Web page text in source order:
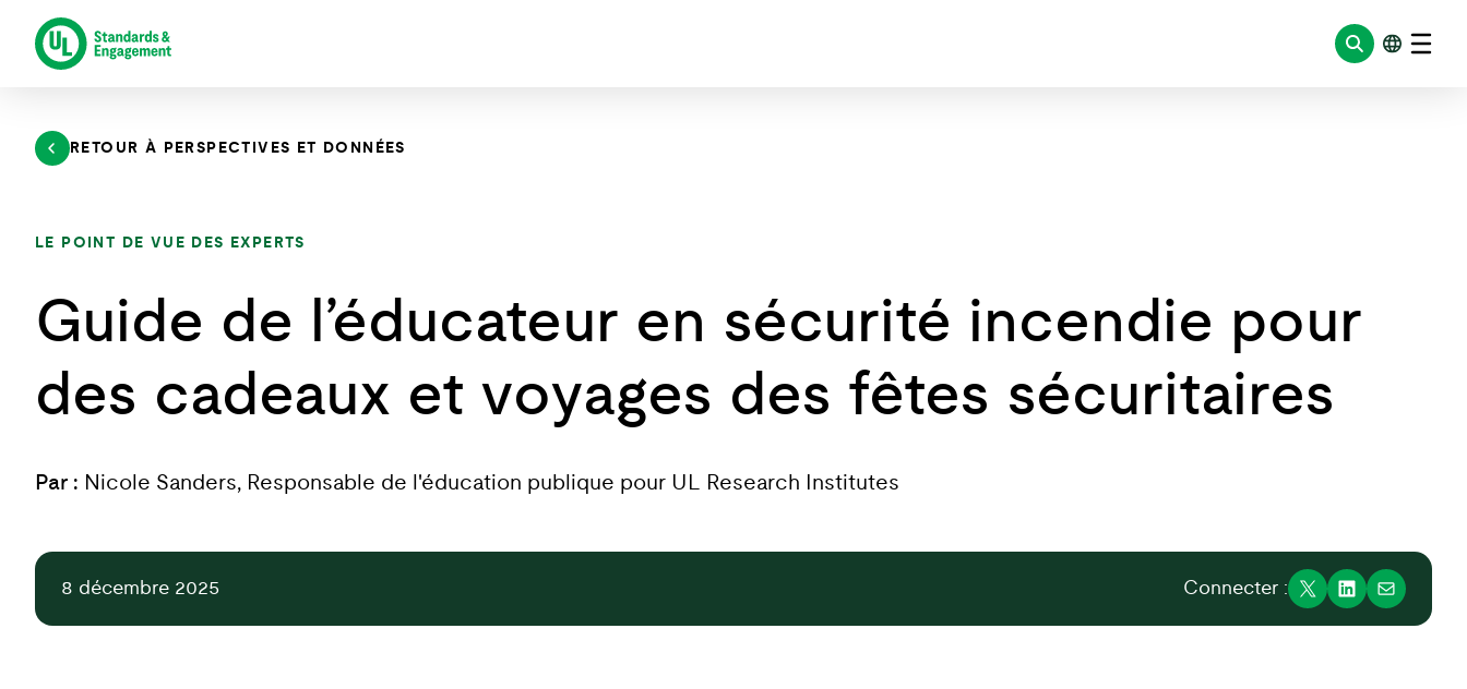
contenu
RETOUR À PERSPECTIVES ET DONNÉES
LE POINT DE VUE DES EXPERTS
Guide de l’éducateur en sécurité incendie pour
des cadeaux et voyages des fêtes sécuritaires
Par : Nicole Sanders, Responsable de l'éducation publique pour UL Research Institutes
8 décembre 2025 Connecter :